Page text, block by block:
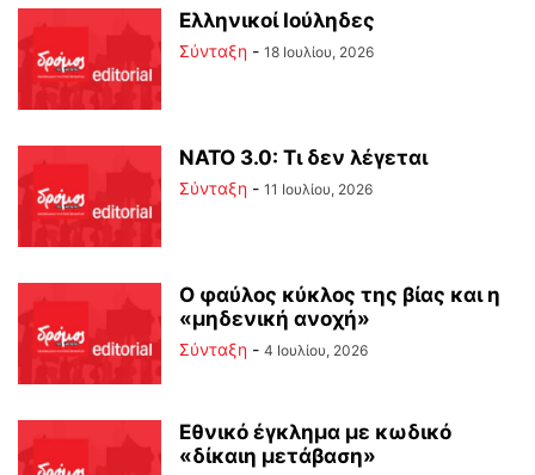
Ελληνικοί Ιούληδες
Σύνταξη - 18 Ιουλίου, 2026
ΝΑΤΟ 3.0: Τι δεν λέγεται
Σύνταξη - 11 Ιουλίου, 2026
Ο φαύλος κύκλος της βίας και η
«μηδενική ανοχή»
Σύνταξη - 4 Ιουλίου, 2026
Εθνικό έγκλημα με κωδικό
«δίκαιη μετάβαση»